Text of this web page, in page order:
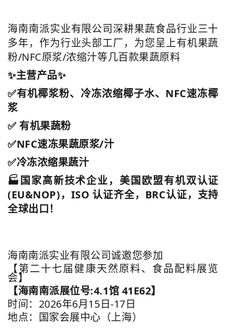
海南南派实业有限公司深耕果蔬食品行业三十
多年，作为行业头部工厂，为您呈上有机果蔬
粉/NFC原浆/浓缩汁等几百款果蔬原料
✨主营产品✨
✅有机椰浆粉、冷冻浓缩椰子水、NFC速冻椰
浆
✅ 有机果蔬粉
✅NFC速冻果蔬原浆/汁
✅冷冻浓缩果蔬汁
🏭国家高新技术企业，美国欧盟有机双认证
(EU&NOP)，ISO 认证齐全，BRC认证，支持
全球出口！
海南南派实业有限公司诚邀您参加
【第二十七届健康天然原料、食品配料展览
会】
【海南南派展位号:4.1馆 41E62】
时间：2026年6月15日-17日
地点：国家会展中心（上海）